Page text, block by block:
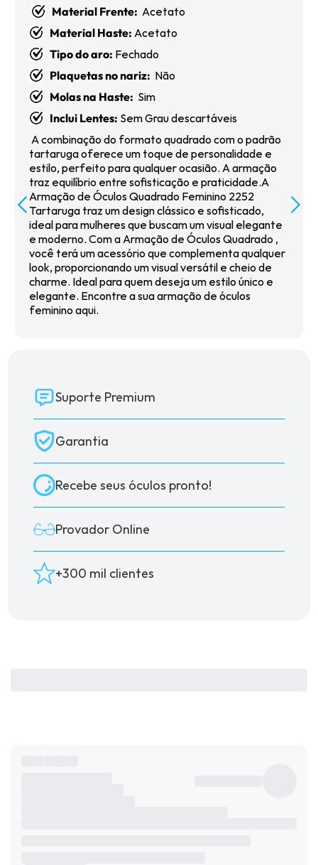
Material Frente: Acetato
Material Haste: Acetato
Tipo do aro: Fechado
Plaquetas no nariz: Não
Molas na Haste: Sim
Inclui Lentes: Sem Grau descartáveis
A combinação do formato quadrado com o padrão
tartaruga oferece um toque de personalidade e
estilo, perfeito para qualquer ocasião. A armação
traz equilíbrio entre sofisticação e praticidade.A
Armação de Óculos Quadrado Feminino 2252
Tartaruga traz um design clássico e sofisticado,
ideal para mulheres que buscam um visual elegante
e moderno. Com a Armação de Óculos Quadrado ,
você terá um acessório que complementa qualquer
look, proporcionando um visual versátil e cheio de
charme. Ideal para quem deseja um estilo único e
elegante. Encontre a suaarmação de óculos
feminino aqui.
Suporte Premium
Garantia
Recebe seus óculos pronto!
Provador Online
+300 mil clientes